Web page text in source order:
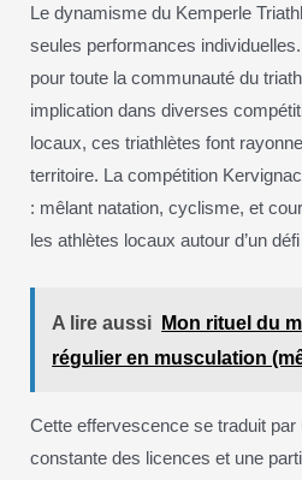
Le dynamisme du Kemperle
seules performances
pour toute la communauté du
implication dans diverses
locaux, ces triathlètes font
territoire. La compétition
: mêlant natation, cyclisme, et
les athlètes locaux autour d’un
A lire aussi
Mon rituel du
régulier en musculation
Cette effervescence se traduit par
constante des licences et une